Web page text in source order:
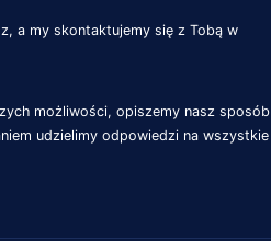
a my skontaktujemy się z Tobą w
możliwości, opiszemy nasz sposób
udzielimy odpowiedzi na wszystkie